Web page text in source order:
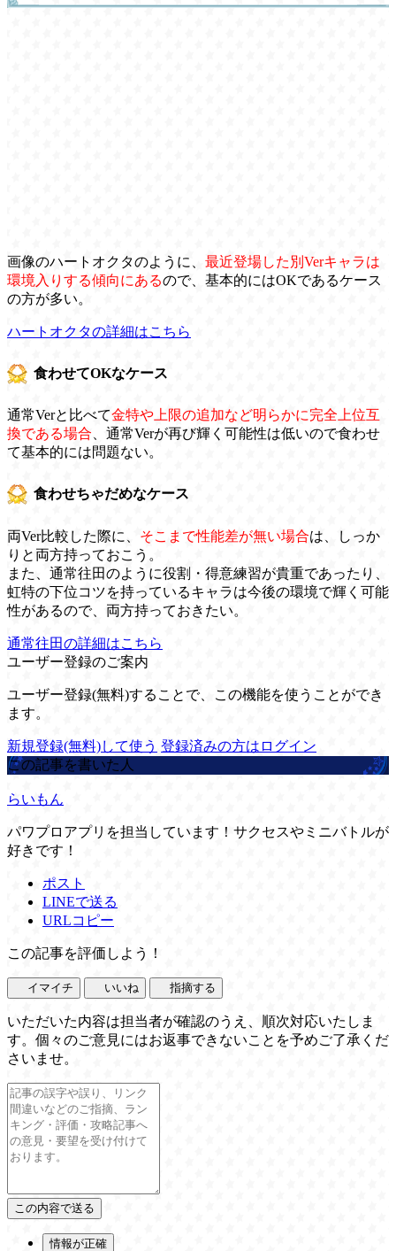
画像のハートオクタのように、 最近登場した別Verキャラは
環境入りする傾向にあるので、基本的にはOKであるケース
の方が多い。
ハートオクタの詳細はこちら
食わせてOKなケース
通常Verと比べて金特や上限の追加など明らかに完全上位互
換である場合 、通常Verが再び輝く可能性は低いので食わせ
て基本的には問題ない。
食わせちゃだめなケース
両Ver比較した際に、 そこまで性能差が無い場合は、しっか
りと両方持っておこう。
また、通常往田のように役割・得意練習が貴重であったり、
虹特の下位コツを持っているキャラは今後の環境で輝く可能
性があるので、両方持っておきたい。
通常往田の詳細はこちら
ユーザー登録のご案内
ユーザー登録(無料)することで、この機能を使うことができ
ます。
新規登録(無料)して使う 登録済みの方はログイン
この記事を書いた人
らいもん
パワプロアプリを担当しています！サクセスやミニバトルが
好きです！
ポスト
LINEで送る
URLコピー
この記事を評価しよう！
イマイチ いいね 指摘する
いただいた内容は担当者が確認のうえ、順次対応いたしま
す。個々のご意見にはお返事できないことを予めご了承くだ
さいませ。
情報が正確